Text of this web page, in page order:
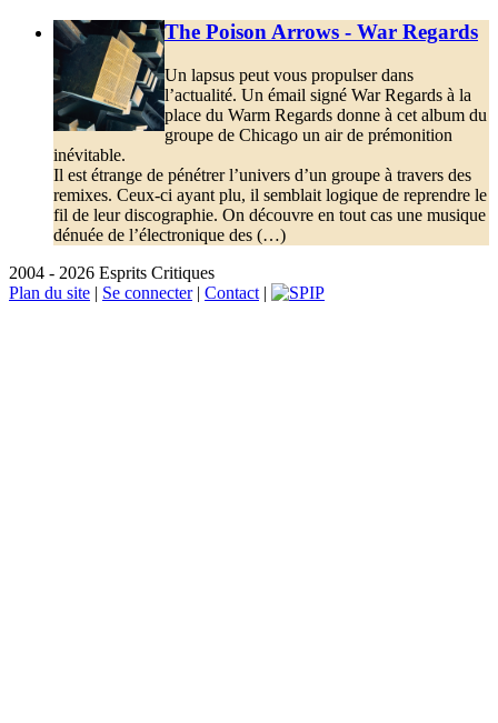
The Poison Arrows - War Regards
Un lapsus peut vous propulser dans
l’actualité. Un émail signé War Regards à la
place du Warm Regards donne à cet album du
groupe de Chicago un air de prémonition
inévitable.
Il est étrange de pénétrer l’univers d’un groupe à travers des
remixes. Ceux-ci ayant plu, il semblait logique de reprendre le
fil de leur discographie. On découvre en tout cas une musique
dénuée de l’électronique des (…)
2004 - 2026 Esprits Critiques
Plan du site | Se connecter| Contact |